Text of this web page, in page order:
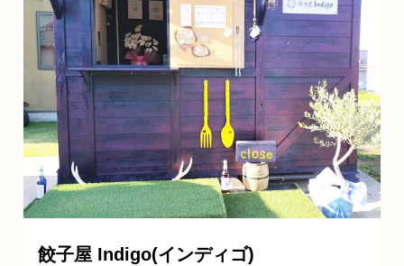
餃子屋 Indigo(インディゴ)